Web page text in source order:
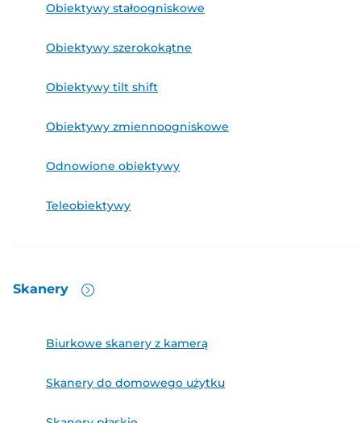
Obiektywy stałoogniskowe
Obiektywy szerokokątne
Obiektywy tilt shift
Obiektywy zmiennoogniskowe
Odnowione obiektywy
Teleobiektywy
Skanery
Biurkowe skanery z kamerą
Skanery do domowego użytku